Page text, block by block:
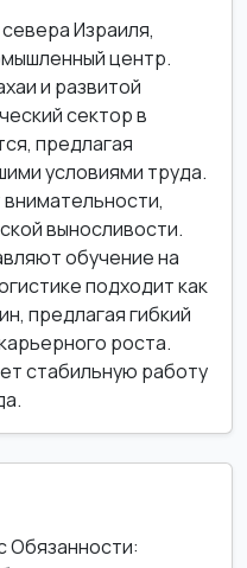
Израиля,
центр.
и развитой
сектор в
предлагая
условиями труда.
выносливости.
обучение на
подходит как
предлагая гибкий
роста.
стабильную работу
Обязанности: